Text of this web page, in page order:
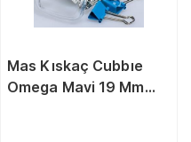
Mas Kıskaç Cubbıe
Omega Mavi 19 Mm